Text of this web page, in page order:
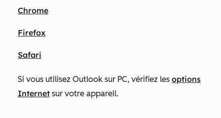
Chrome
Firefox
Safari
Si vous utilisez Outlook sur PC, vérifiez les options
Internet sur votre appareil.